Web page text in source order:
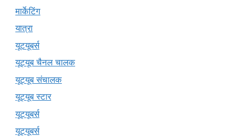
मार्केटिंग
यात्रा
यूटयूबर्स
यूट्यूब चैनल चालक
यूट्यूब संचालक
यूट्यूब स्टार
यूट्यूबर्स
यूट्‍यूबर्स